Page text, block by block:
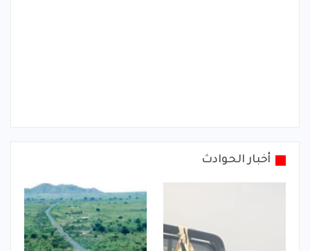
أخبار الحوادث